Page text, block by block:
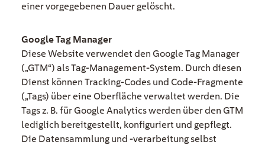
einer vorgegebenen Dauer gelöscht.
Google Tag Manager
Diese Website verwendet den Google Tag Manager
(„GTM“) als Tag-Management-System. Durch diesen
Dienst können Tracking-Codes und Code-Fragmente
(„Tags) über eine Oberfläche verwaltet werden. Die
Tags z. B. für Google Analytics werden über den GTM
lediglich bereitgestellt, konfiguriert und gepflegt.
Die Datensammlung und -verarbeitung selbst